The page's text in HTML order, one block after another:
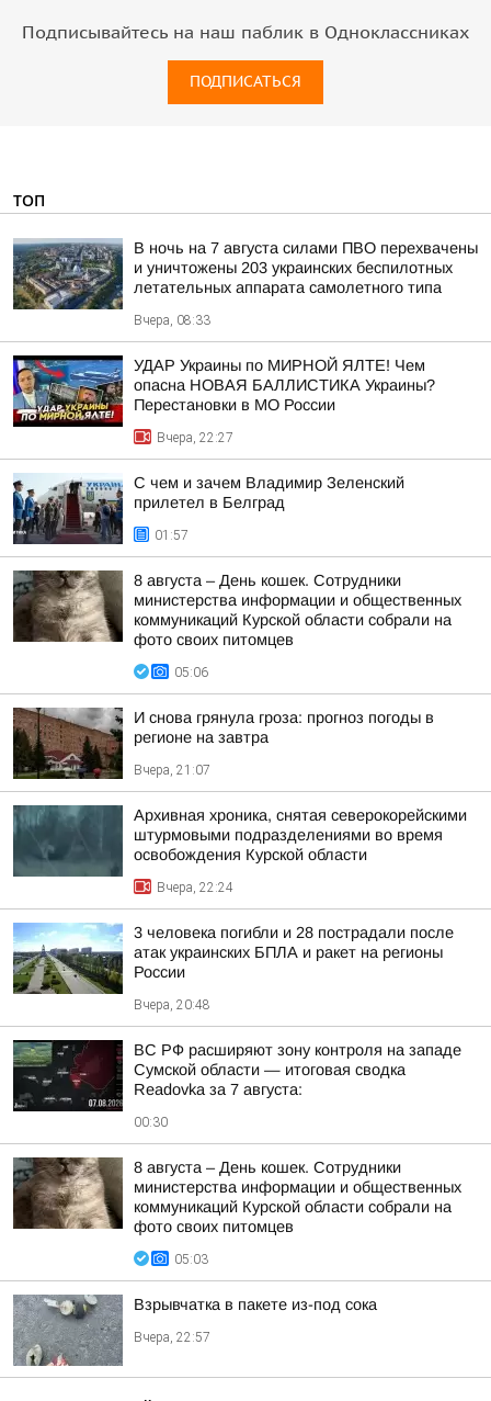
Подписывайтесь на наш паблик в Одноклассниках
ПОДПИСАТЬСЯ
ТОП
В ночь на 7 августа силами ПВО перехвачены
и уничтожены 203 украинских беспилотных
летательных аппарата самолетного типа
Вчера, 08:33
УДАР Украины по МИРНОЙ ЯЛТЕ! Чем
опасна НОВАЯ БАЛЛИСТИКА Украины?
Перестановки в МО России
Вчера, 22:27
С чем и зачем Владимир Зеленский
прилетел в Белград
01:57
8 августа – День кошек. Сотрудники
министерства информации и общественных
коммуникаций Курской области собрали на
фото своих питомцев
05:06
И снова грянула гроза: прогноз погоды в
регионе на завтра
Вчера, 21:07
Архивная хроника, снятая северокорейскими
штурмовыми подразделениями во время
освобождения Курской области
Вчера, 22:24
3 человека погибли и 28 пострадали после
атак украинских БПЛА и ракет на регионы
России
Вчера, 20:48
ВС РФ расширяют зону контроля на западе
Сумской области — итоговая сводка
Readovka за 7 августа:
00:30
8 августа – День кошек. Сотрудники
министерства информации и общественных
коммуникаций Курской области собрали на
фото своих питомцев
05:03
Взрывчатка в пакете из-под сока
Вчера, 22:57